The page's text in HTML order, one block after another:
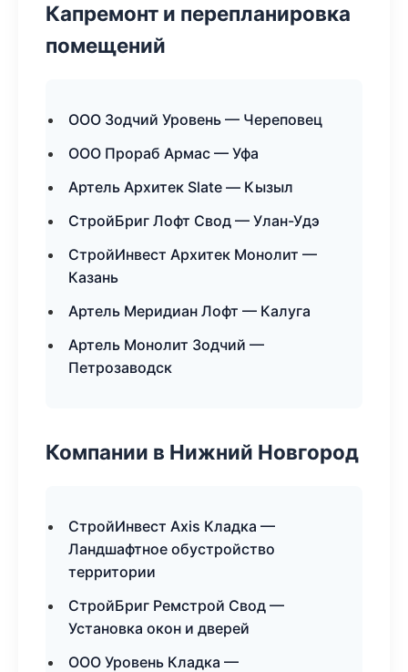
Капремонт и перепланировка
помещений
ООО Зодчий Уровень — Череповец
ООО Прораб Армас — Уфа
Артель Архитек Slate — Кызыл
СтройБриг Лофт Свод — Улан-Удэ
СтройИнвест Архитек Монолит —
Казань
Артель Меридиан Лофт — Калуга
Артель Монолит Зодчий —
Петрозаводск
Компании в Нижний Новгород
СтройИнвест Axis Кладка —
Ландшафтное обустройство
территории
СтройБриг Ремстрой Свод —
Установка окон и дверей
ООО Уровень Кладка —